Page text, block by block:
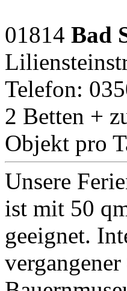
01814 Bad
Telefon:
2 Betten +
Objekt pro
Unsere
ist mit 50
geeignet.